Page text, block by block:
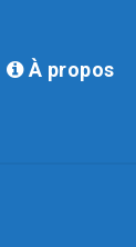
À propos